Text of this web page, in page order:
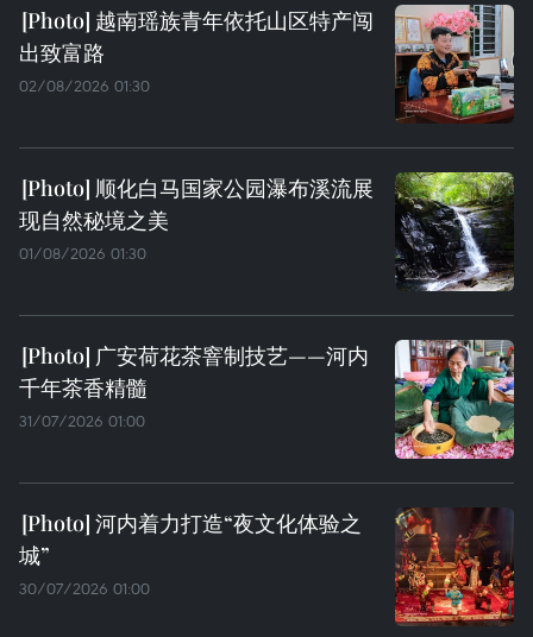
越南瑶族青年依托山区特产闯
出致富路
02/08/2026 01:30
顺化白马国家公园瀑布溪流展
现自然秘境之美
01/08/2026 01:30
广安荷花茶窨制技艺——河内
千年茶香精髓
31/07/2026 01:00
河内着力打造“夜文化体验之
城”
30/07/2026 01:00